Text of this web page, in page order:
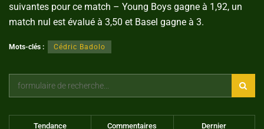
suivantes pour ce match – Young Boys gagne à 1,92, un
match nul est évalué à 3,50 et Basel gagne à 3.
Mots-clés : Cédric Badolo
Tendance Commentaires Dernier